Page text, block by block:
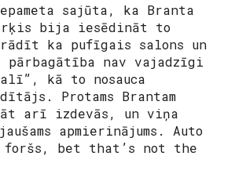
sajūta, ka Branta
bija iesēdināt to
ka pufīgais salons un
pārbagātība nav vajadzīgi
kā to nosauca
Protams Brantam
arī izdevās, un viņa
apmierinājums. Auto
foršs, bet that’s not the